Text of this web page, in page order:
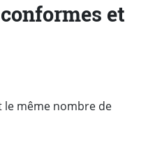
et
le même nombre de